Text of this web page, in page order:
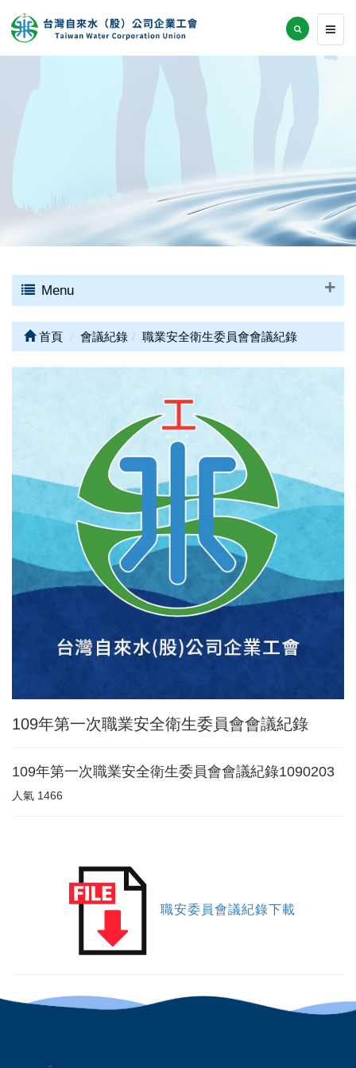
Menu
首頁 會議紀錄 職業安全衛生委員會會議紀錄
109年第一次職業安全衛生委員會會議紀錄
109年第一次職業安全衛生委員會會議紀錄1090203
人氣 1466
職安委員會議紀錄下載